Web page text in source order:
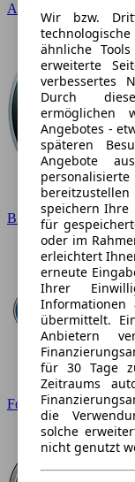
Audi
BMW
Ford
Wir bzw.
ähnliche
erweiterte
verbessertes
Durch
ermöglichen
Angebotes -
späteren
Angebote
speichern Ihre
für
oder im
erleichtert
erneute
Ihrer
übermittelt.
Anbietern
für 30 Tage
Zeitraums
die
solche
nicht genutzt